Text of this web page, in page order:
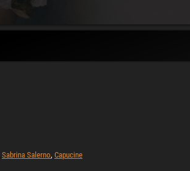
Sabrina Salerno, Capucine